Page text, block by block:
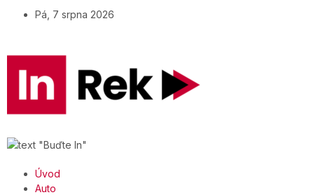
Pá, 7 srpna 2026
Úvod
Auto